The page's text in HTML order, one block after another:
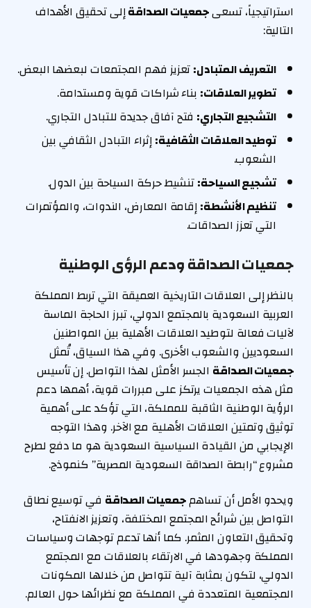
استراتيجياً، تسعىجمعيات الصداقةإلى تحقيق الأهداف
التالية:
التعريف المتبادل:تعزيز فهم المجتمعات لبعضها البعض.
تطوير العلاقات: بناء شراكات قوية ومستدامة.
التشجيع التجاري: فتح آفاق جديدة للتبادل التجاري.
توطيد العلاقات الثقافية:إثراء التبادل الثقافي بين
الشعوب.
تشجيع السياحة:تنشيط حركة السياحة بين الدول.
تنظيم الأنشطة:إقامة المعارض، الندوات، والمؤتمرات
التي تعزز الصداقات.
جمعيات الصداقة ودعم الرؤى الوطنية
بالنظر إلى العلاقات التاريخية العميقة التي تربط المملكة
العربية السعودية بالمجتمع الدولي، تبرز الحاجة الماسة
لآليات فعالة لتوطيد العلاقات الأهلية بين المواطنين
السعوديين والشعوب الأخرى. وفي هذا السياق، تُمثل
جمعيات الصداقة الجسر الأمثل لهذا التواصل. إن تأسيس
مثل هذه الجمعيات يرتكز على مبررات قوية، أهمها دعم
الرؤية الوطنية الثاقبة للمملكة، التي تؤكد على أهمية
توثيق وتمتين العلاقات الأهلية مع الآخر. وهذا التوجه
الإيجابي من القيادة السياسية السعودية هو ما دفع لطرح
مشروع “رابطة الصداقة السعودية المصرية” كنموذج.
ويحدو الأمل أن تساهمجمعيات الصداقة في توسيع نطاق
التواصل بين شرائح المجتمع المختلفة، وتعزيز الانفتاح،
وتحقيق التعاون المثمر. كما أنها تدعم توجهات وسياسات
المملكة وجهودها في الارتقاء بالعلاقات مع المجتمع
الدولي، لتكون بمثابة آلية تتواصل من خلالها المكونات
المجتمعية المتعددة في المملكة مع نظرائها حول العالم.